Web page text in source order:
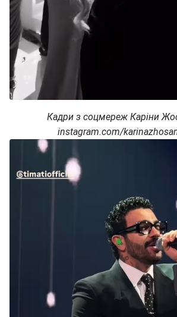
Кадри з соцмереж Каріни
instagram.com/